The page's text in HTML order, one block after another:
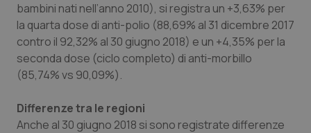
Rene & patologie urogenitali
Salute orale & impianti
Tiroide
bambini nati nell’anno 2010), si registra un +3,63% per
la quarta dose di anti-polio (88,69% al 31 dicembre 2017
contro il 92,32% al 30 giugno 2018) e un +4,35% per la
seconda dose (ciclo completo) di anti-morbillo
(85,74% vs 90,09%).
Differenze tra le regioni
Anche al 30 giugno 2018 si sono registrate differenze